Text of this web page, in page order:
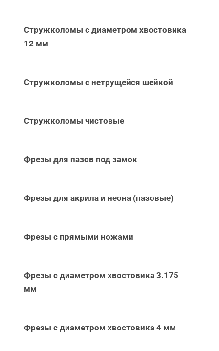
Стружколомы с диаметром хвостовика
12 мм
Стружколомы с нетрущейся шейкой
Стружколомы чистовые
Фрезы для пазов под замок
Фрезы для акрила и неона (пазовые)
Фрезы с прямыми ножами
Фрезы с диаметром хвостовика 3.175
мм
Фрезы с диаметром хвостовика 4 мм